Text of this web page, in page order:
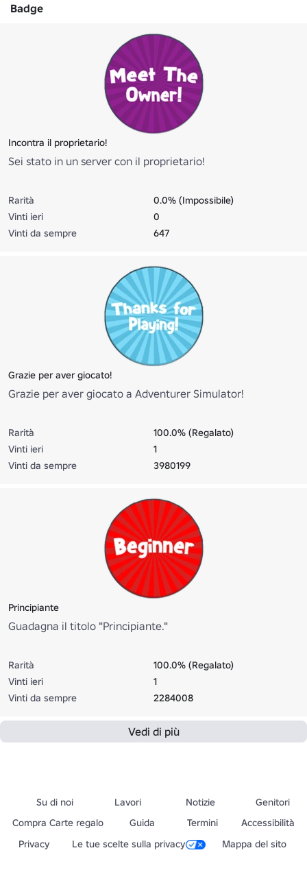
Badge
Incontra il proprietario!
Sei stato in un server con il proprietario!
Rarità
0.0% (Impossibile)
Vinti ieri
0
Vinti da sempre
647
Grazie per aver giocato!
Grazie per aver giocato a Adventurer Simulator!
Rarità
100.0% (Regalato)
Vinti ieri
1
Vinti da sempre
3980199
Principiante
Guadagna il titolo "Principiante."
Rarità
100.0% (Regalato)
Vinti ieri
1
Vinti da sempre
2284008
Vedi di più
Su di noi Lavori Notizie
Genitori
Compra Carte regalo
Guida Termini
Accessibilità
Privacy
Le tue scelte sulla privacy Mappa del sito